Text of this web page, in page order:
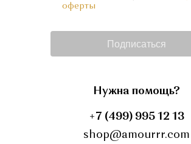
оферты
Подписаться
Нужна помощь?
+7 (499) 995 12 13
shop@amourrr.com